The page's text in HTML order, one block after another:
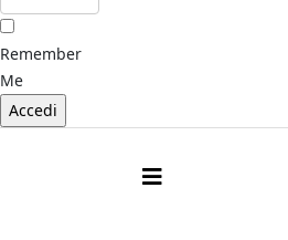
Remember
Me